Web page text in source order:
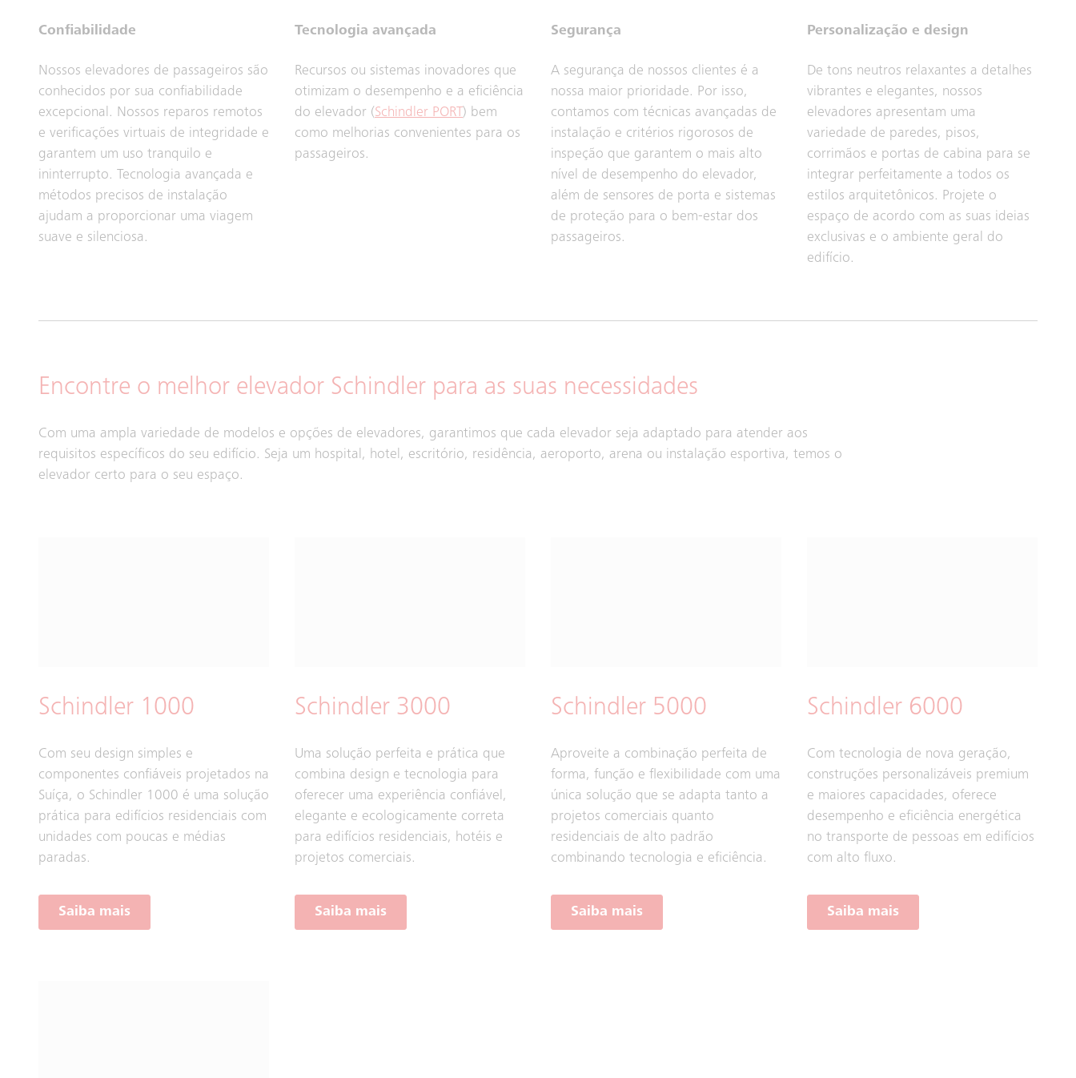
Confiabilidade
Nossos elevadores de passageiros são
conhecidos por sua confiabilidade
excepcional. Nossos reparos remotos
e verificações virtuais de integridade e
garantem um uso tranquilo e
ininterrupto. Tecnologia avançada e
métodos precisos de instalação
ajudam a proporcionar uma viagem
suave e silenciosa.
Tecnologia avançada
Recursos ou sistemas inovadores que
otimizam o desempenho e a eficiência
do elevador (Schindler PORT ) bem
como melhorias convenientes para os
passageiros.
Segurança
A segurança de nossos clientes é a
nossa maior prioridade. Por isso,
contamos com técnicas avançadas de
instalação e critérios rigorosos de
inspeção que garantem o mais alto
nível de desempenho do elevador,
além de sensores de porta e sistemas
de proteção para o bem-estar dos
passageiros.
Personalização e design
De tons neutros relaxantes a detalhes
vibrantes e elegantes, nossos
elevadores apresentam uma
variedade de paredes, pisos,
corrimãos e portas de cabina para se
integrar perfeitamente a todos os
estilos arquitetônicos. Projete o
espaço de acordo com as suas ideias
exclusivas e o ambiente geral do
edifício.
Encontre o melhor elevador Schindler para as suas necessidades
Com uma ampla variedade de modelos e opções de elevadores, garantimos que cada elevador seja adaptado para atender aos
requisitos específicos do seu edifício. Seja um hospital, hotel, escritório, residência, aeroporto, arena ou instalação esportiva, temos o
elevador certo para o seu espaço.
Schindler 1000
Com seu design simples e
componentes confiáveis projetados na
Suíça, o Schindler 1000 é uma solução
prática para edifícios residenciais com
unidades com poucas e médias
paradas.
Saiba mais
Schindler 3000
Uma solução perfeita e prática que
combina design e tecnologia para
oferecer uma experiência confiável,
elegante e ecologicamente correta
para edifícios residenciais, hotéis e
projetos comerciais.
Saiba mais
Schindler 5000
Aproveite a combinação perfeita de
forma, função e flexibilidade com uma
única solução que se adapta tanto a
projetos comerciais quanto
residenciais de alto padrão
combinando tecnologia e eficiência.
Saiba mais
Schindler 6000
Com tecnologia de nova geração,
construções personalizáveis premium
e maiores capacidades, oferece
desempenho e eficiência energética
no transporte de pessoas em edifícios
com alto fluxo.
Saiba mais